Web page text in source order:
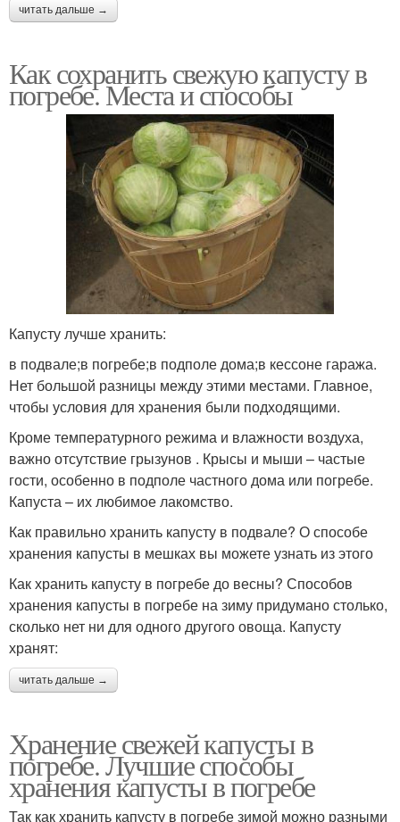
читать дальше →
Как сохранить свежую капусту в
погребе. Места и способы
Капусту лучше хранить:
в подвале;в погребе;в подполе дома;в кессоне гаража.
Нет большой разницы между этими местами. Главное,
чтобы условия для хранения были подходящими.
Кроме температурного режима и влажности воздуха,
важно отсутствие грызунов . Крысы и мыши – частые
гости, особенно в подполе частного дома или погребе.
Капуста – их любимое лакомство.
Как правильно хранить капусту в подвале? О способе
хранения капусты в мешках вы можете узнать из этого
Как хранить капусту в погребе до весны? Способов
хранения капусты в погребе на зиму придумано столько,
сколько нет ни для одного другого овоща. Капусту
хранят:
читать дальше →
Хранение свежей капусты в
погребе. Лучшие способы
хранения капусты в погребе
Так как хранить капусту в погребе зимой можно разными